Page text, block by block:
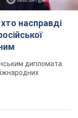
насправді
дипломата